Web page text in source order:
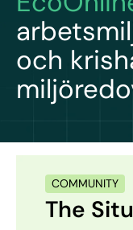
och
COMMUNITY
The